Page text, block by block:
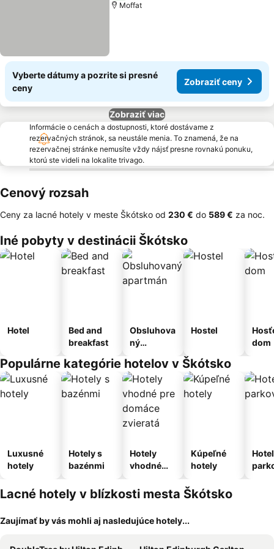
Moffat
Vyberte dátumy a pozrite si presné
ceny
Zobraziť ceny
Zobraziť viac
Informácie o cenách a dostupnosti, ktoré dostávame z
rezervačných stránok, sa neustále menia. To znamená, že na
rezervačnej stránke nemusíte vždy nájsť presne rovnakú ponuku,
ktorú ste videli na lokalite trivago.
Cenový rozsah
Ceny za lacné hotely v meste Škótsko od ‎230 € do ‎589 € za noc.
Iné pobyty v destinácii Škótsko
Hotel
Bed and
breakfast
Obsluhova
ný
Hostel
dom
Populárne kategórie hotelov v Škótsko
Luxusné
hotely
Hotely s
bazénmi
Hotely
vhodné
domáce
zvieratá
Kúpeľné
hotely
Lacné hotely v blízkosti mesta Škótsko
Zaujímať by vás mohli aj nasledujúce hotely...